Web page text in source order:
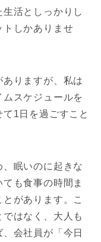
活としっかりし
トしかありませ
りますが、私は
スケジュールを
1日を過ごすこと
眠いのに起きな
も食事の時間ま
があります。こ
はなく、大人も
会社員が「今日